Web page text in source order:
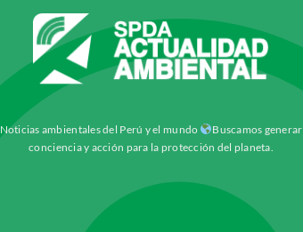
Noticias ambientales del Perú y el mundo
Buscamos generar
conciencia y acción para la protección del planeta.